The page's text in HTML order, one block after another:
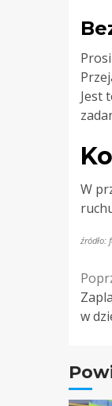
Jest
W
źródło:
w